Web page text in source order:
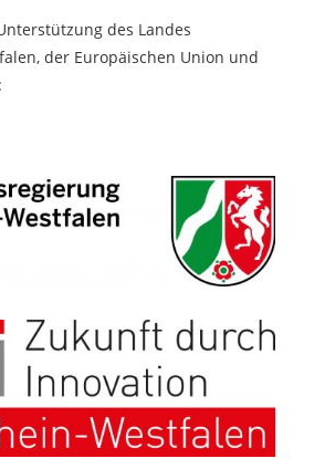
des Landes
der Europäischen Union und